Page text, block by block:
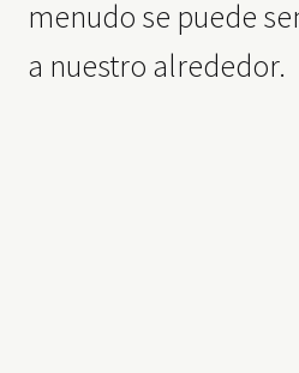
menudo se puede
a nuestro alrededor.